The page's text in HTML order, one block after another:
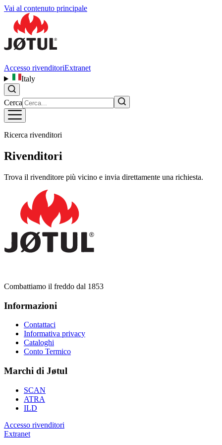
Vai al contenuto principale
Accesso rivenditoriExtranet
Italy
Cerca
Ricerca rivenditori
Rivenditori
Trova il rivenditore più vicino e invia direttamente una richiesta.
Combattiamo il freddo dal 1853
Informazioni
Contattaci
Informativa privacy
Cataloghi
Conto Termico
Marchi di Jøtul
SCAN
ATRA
ILD
Accesso rivenditori
Extranet